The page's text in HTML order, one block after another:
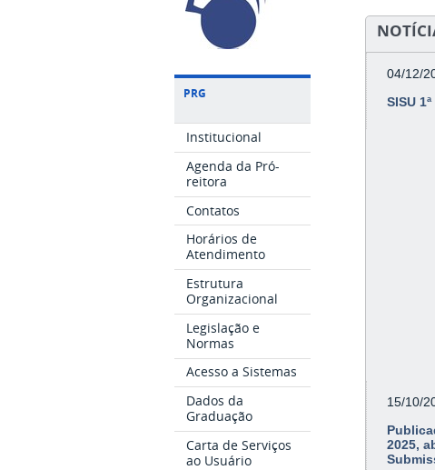
PRG
Institucional
Agenda da Pró-
reitora
Contatos
Horários de
Atendimento
Estrutura
Organizacional
Legislação e
Normas
Acesso a Sistemas
Dados da
Graduação
Carta de Serviços
ao Usuário
04/12/
SISU
15/10/
2025,